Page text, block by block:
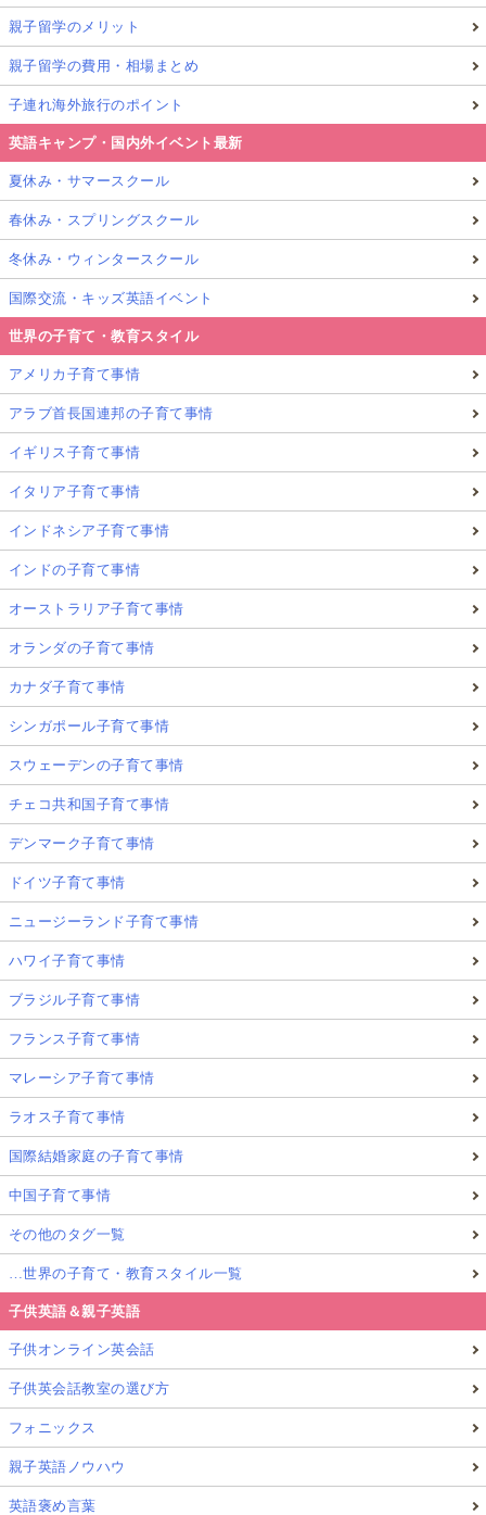
親子留学のメリット
親子留学の費用・相場まとめ
子連れ海外旅行のポイント
英語キャンプ・国内外イベント最新
夏休み・サマースクール
春休み・スプリングスクール
冬休み・ウィンタースクール
国際交流・キッズ英語イベント
世界の子育て・教育スタイル
アメリカ子育て事情
アラブ首長国連邦の子育て事情
イギリス子育て事情
イタリア子育て事情
インドネシア子育て事情
インドの子育て事情
オーストラリア子育て事情
オランダの子育て事情
カナダ子育て事情
シンガポール子育て事情
スウェーデンの子育て事情
チェコ共和国子育て事情
デンマーク子育て事情
ドイツ子育て事情
ニュージーランド子育て事情
ハワイ子育て事情
ブラジル子育て事情
フランス子育て事情
マレーシア子育て事情
ラオス子育て事情
国際結婚家庭の子育て事情
中国子育て事情
その他のタグ一覧
…世界の子育て・教育スタイル一覧
子供英語＆親子英語
子供オンライン英会話
子供英会話教室の選び方
フォニックス
親子英語ノウハウ
英語褒め言葉